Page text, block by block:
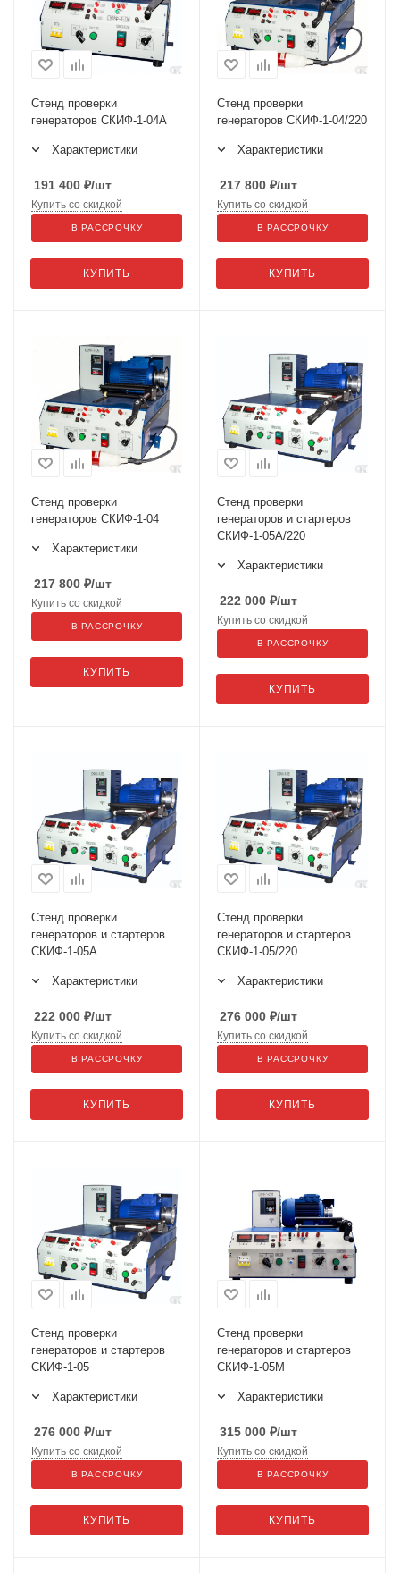
Стенд проверки
генераторов СКИФ-1-04А
Характеристики
191 400 ₽/шт
КУПИТЬ
Купить со скидкой
В РАССРОЧКУ
Стенд проверки
генераторов СКИФ-1-04/220
Характеристики
217 800 ₽/шт
КУПИТЬ
Купить со скидкой
В РАССРОЧКУ
Стенд проверки
генераторов СКИФ-1-04
Характеристики
217 800 ₽/шт
КУПИТЬ
Купить со скидкой
В РАССРОЧКУ
Стенд проверки
генераторов и стартеров
СКИФ-1-05А/220
Характеристики
222 000 ₽/шт
КУПИТЬ
Купить со скидкой
В РАССРОЧКУ
Стенд проверки
генераторов и стартеров
СКИФ-1-05А
Характеристики
222 000 ₽/шт
КУПИТЬ
Купить со скидкой
В РАССРОЧКУ
Стенд проверки
генераторов и стартеров
СКИФ-1-05/220
Характеристики
276 000 ₽/шт
КУПИТЬ
Купить со скидкой
В РАССРОЧКУ
Стенд проверки
генераторов и стартеров
СКИФ-1-05
Характеристики
276 000 ₽/шт
КУПИТЬ
Купить со скидкой
В РАССРОЧКУ
Стенд проверки
генераторов и стартеров
СКИФ-1-05M
Характеристики
315 000 ₽/шт
КУПИТЬ
Купить со скидкой
В РАССРОЧКУ